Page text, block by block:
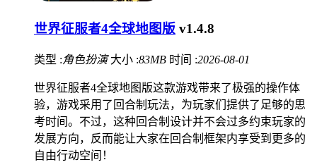
世界征服者4全球地图版 v1.4.8
类型 :角色扮演 大小 :83MB 时间 :2026-08-01
世界征服者4全球地图版这款游戏带来了极强的操作体
验，游戏采用了回合制玩法，为玩家们提供了足够的思
考时间。不过，这种回合制设计并不会过多约束玩家的
发展方向，反而能让大家在回合制框架内享受到更多的
自由行动空间！